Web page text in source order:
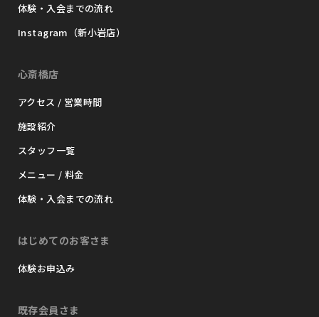
体験・入会までの流れ
Instagram（新小岩店）
心斎橋店
アクセス / 営業時間
施設紹介
スタッフ一覧
メニュー / 料金
体験・入会までの流れ
はじめてのお客さま
体験お申込み
既存会員さま